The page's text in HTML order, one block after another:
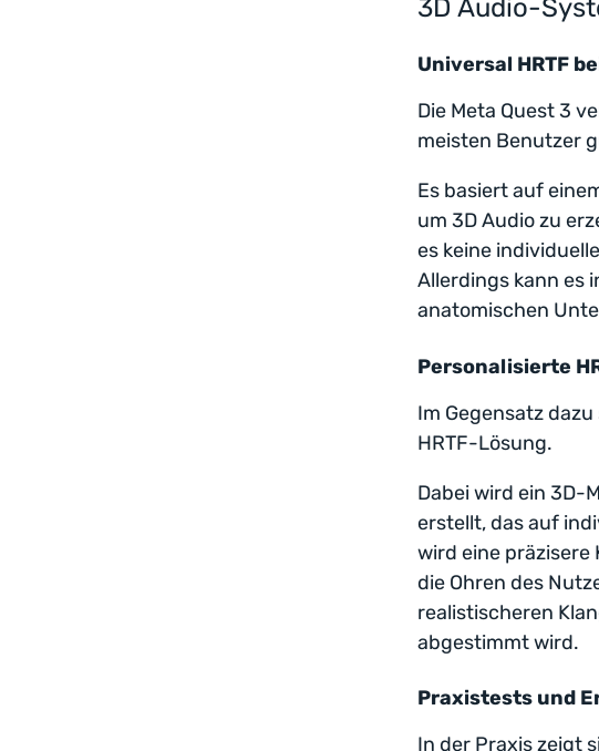
3D Audio-
Universal HRTF
Die Meta Quest 3
meisten Benutzer
Es basiert auf
um 3D Audio zu
es keine
Allerdings kann es
anatomischen
Personalisierte
Im Gegensatz
HRTF-Lösung.
Dabei wird ein 3D-
erstellt, das auf
wird eine
die Ohren des
realistischeren
abgestimmt wird.
Praxistests und
In der Praxis zeigt